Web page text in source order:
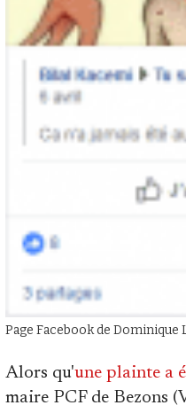
Page Facebook de Dominique
Alors qu'une plainte a
maire PCF de Bezons